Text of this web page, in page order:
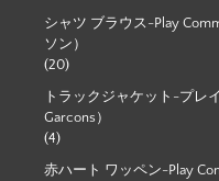
シャツ ブラウス-Play
ソン）
(20)
トラックジャケット-プレ
Garcons）
(4)
赤ハート ワッペン-Play